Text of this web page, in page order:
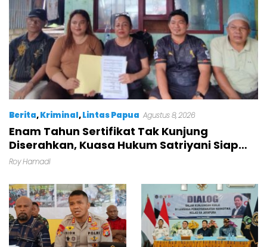
Berita,Kriminal,Lintas Papua Agustus 8, 2026
Enam Tahun Sertifikat Tak Kunjung
Diserahkan, Kuasa Hukum Satriyani Siap
Laporkan Dugaan Mafia Tanah ke Polda
Roy Hamadi